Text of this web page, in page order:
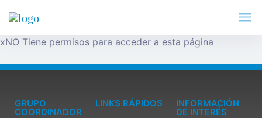
xNO Tiene permisos para acceder a esta página
GRUPO
COORDINADOR
LINKS RÁPIDOS INFORMACIÓN
DE INTERÉS